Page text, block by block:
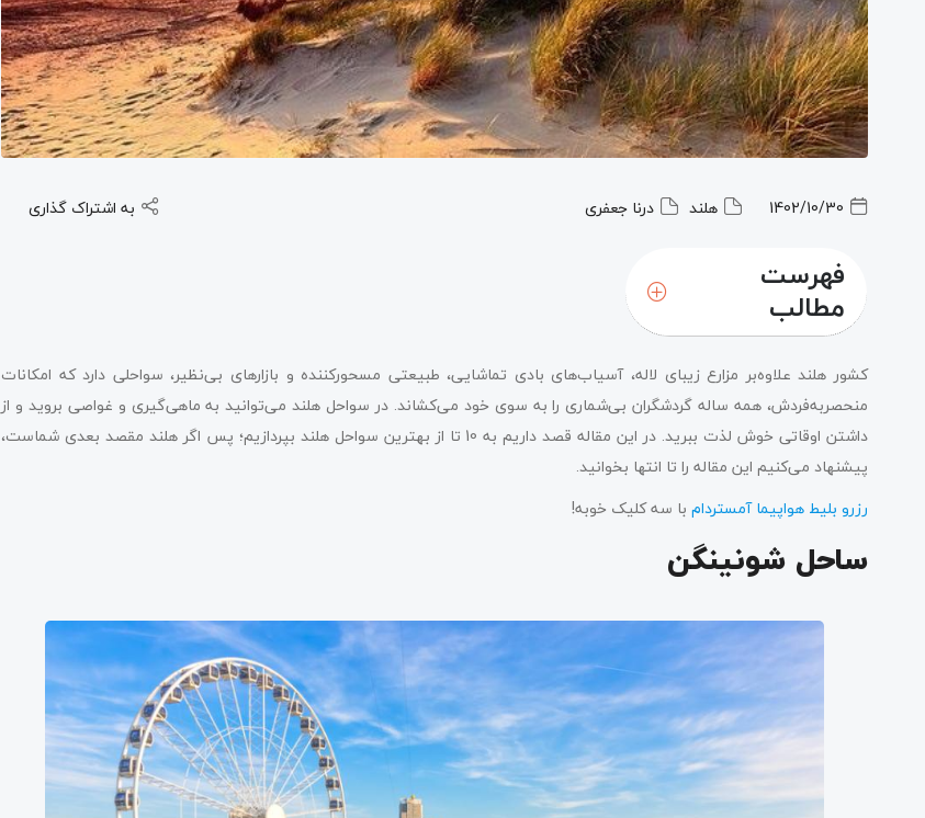
1402/10/30 هلند درنا جعفری به اشتراک گذاری
فهرست
مطالب
کشور هلند علاوه‌بر مزارع زیبای لاله، آسیاب‌های بادی تماشایی، طبیعتی مسحورکننده و بازارهای بی‌نظیر، سواحلی دارد که امکانات
منحصربه‌فردش، همه ساله گردشگران بی‌شماری را به سوی خود می‌کشاند. در سواحل هلند می‌توانید به ماهی‌گیری و غواصی بروید و از
داشتن اوقاتی خوش لذت ببرید. در این مقاله قصد داریم به 10 تا از بهترین سواحل هلند بپردازیم؛ پس اگر هلند مقصد بعدی شماست،
پیشنهاد می‌کنیم این مقاله را تا انتها بخوانید.
رزرو بلیط هواپیما آمستردام با سه کلیک خوبه!
ساحل شونینگن